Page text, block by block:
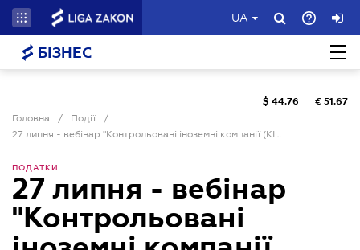
UA
БІЗНЕС
Головна / Події
/
27 липня - вебінар "Контрольовані іноземні компанії (КІК). Обов’язки власників іноземних компаній. Підготовка до звітування"
$ 44.76 € 51.67
ПОДАТКИ
27 липня - вебінар
"Контрольовані